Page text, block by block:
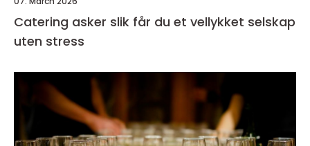
Catering asker slik får du et vellykket selskap
uten stress